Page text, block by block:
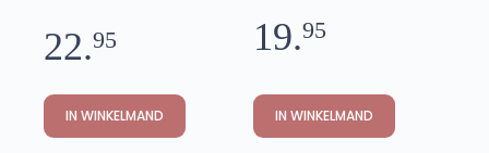
22.95
IN WINKELMAND
19.95
IN WINKELMAND